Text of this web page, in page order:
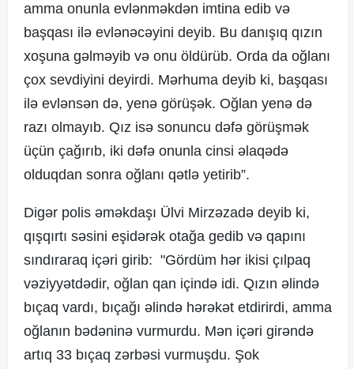
amma onunla evlənməkdən imtina edib və
başqası ilə evlənəcəyini deyib. Bu danışıq qızın
xoşuna gəlməyib və onu öldürüb. Orda da oğlanı
çox sevdiyini deyirdi. Mərhuma deyib ki, başqası
ilə evlənsən də, yenə görüşək. Oğlan yenə də
razı olmayıb. Qız isə sonuncu dəfə görüşmək
üçün çağırıb, iki dəfə onunla cinsi əlaqədə
olduqdan sonra oğlanı qətlə yetirib”.
Digər polis əməkdaşı Ülvi Mirzəzadə deyib ki,
qışqırtı səsini eşidərək otağa gedib və qapını
sındıraraq içəri girib: "Gördüm hər ikisi çılpaq
vəziyyətdədir, oğlan qan içində idi. Qızın əlində
bıçaq vardı, bıçağı əlində hərəkət etdirirdi, amma
oğlanın bədəninə vurmurdu. Mən içəri girəndə
artıq 33 bıçaq zərbəsi vurmuşdu. Şok